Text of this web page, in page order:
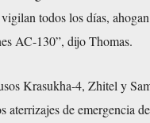
todos los días,
AC-130”, dijo Thomas.
Krasukha-4, Zhitel y
aterrizajes de emergencia